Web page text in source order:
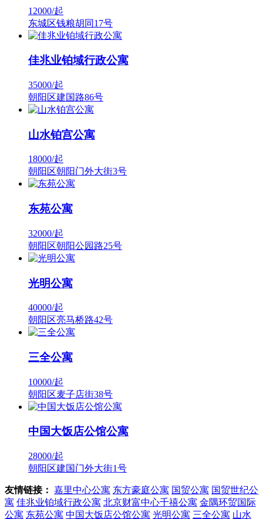
12000/起
东城区钱粮胡同17号
佳兆业铂域行政公寓
35000/起
朝阳区建国路86号
山水铂宫公寓
18000/起
朝阳区朝阳门外大街3号
东苑公寓
32000/起
朝阳区朝阳公园路25号
光明公寓
40000/起
朝阳区亮马桥路42号
三全公寓
10000/起
朝阳区麦子店街38号
中国大饭店公馆公寓
28000/起
朝阳区建国门外大街1号
友情链接： 嘉里中心公寓 东方豪庭公寓 国贸公寓 国贸世纪公
寓 佳兆业铂域行政公寓 北京财富中心千禧公寓 金隅环贸国际
公寓 东苑公寓 中国大饭店公馆公寓 光明公寓 三全公寓 山水